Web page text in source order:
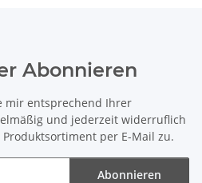
Abonnieren
mir entsprechend Ihrer
und jederzeit widerruflich
per E-Mail zu.
Abonnieren